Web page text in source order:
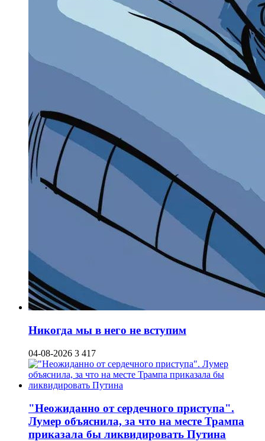
Никогда мы в него не вступим
04-08-2026 3 417
"Неожиданно от сердечного приступа".
Лумер объяснила, за что на месте Трампа
приказала бы ликвидировать Путина